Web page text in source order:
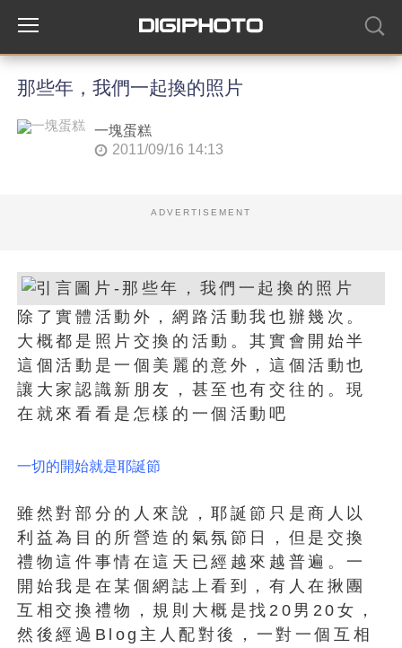
那些年，我們一起換的照片
一塊蛋糕
2011/09/16 14:13
ADVERTISEMENT
除了實體活動外，網路活動我也辦幾次。
大概都是照片交換的活動。其實會開始半
這個活動是一個美麗的意外，這個活動也
讓大家認識新朋友，甚至也有交往的。現
在就來看看是怎樣的一個活動吧
一切的開始就是耶誕節
雖然對部分的人來說，耶誕節只是商人以
利益為目的所營造的氣氛節日，但是交換
禮物這件事情在這天已經越來越普遍。一
開始我是在某個網誌上看到，有人在揪團
互相交換禮物，規則大概是找20男20女，
然後經過Blog主人配對後，一對一個互相